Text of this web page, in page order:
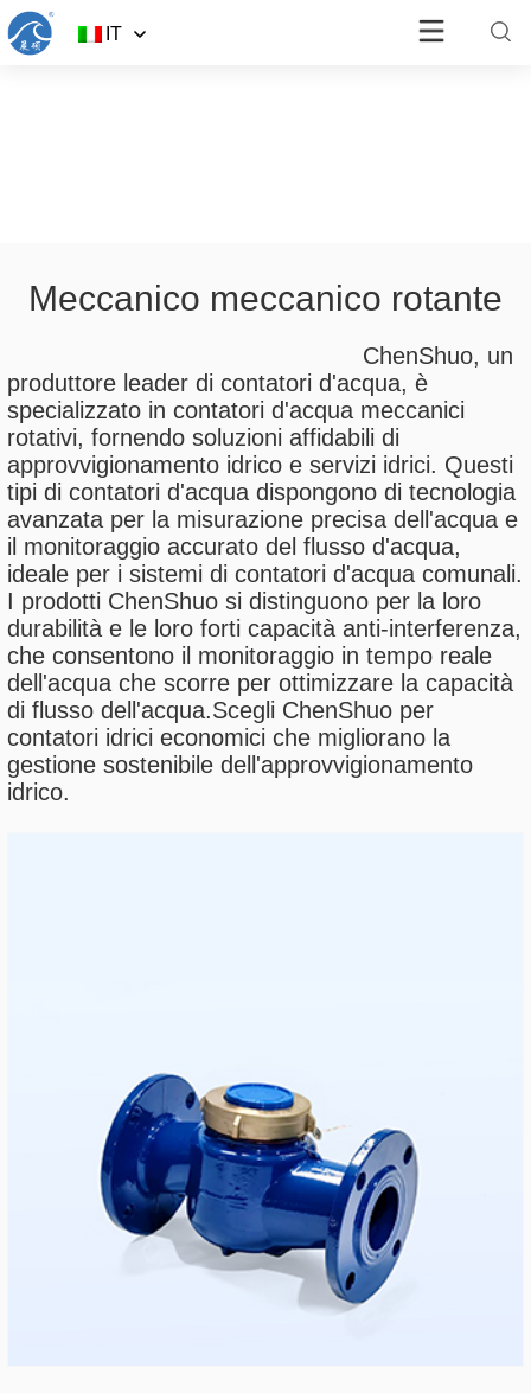
IT
Meccanico meccanico rotante
ChenShuo, un
produttore leader di contatori d'acqua, è
specializzato in contatori d'acqua meccanici
rotativi, fornendo soluzioni affidabili di
approvvigionamento idrico e servizi idrici. Questi
tipi di contatori d'acqua dispongono di tecnologia
avanzata per la misurazione precisa dell'acqua e
il monitoraggio accurato del flusso d'acqua,
ideale per i sistemi di contatori d'acqua comunali.
I prodotti ChenShuo si distinguono per la loro
durabilità e le loro forti capacità anti-interferenza,
che consentono il monitoraggio in tempo reale
dell'acqua che scorre per ottimizzare la capacità
di flusso dell'acqua.Scegli ChenShuo per
contatori idrici economici che migliorano la
gestione sostenibile dell'approvvigionamento
idrico.